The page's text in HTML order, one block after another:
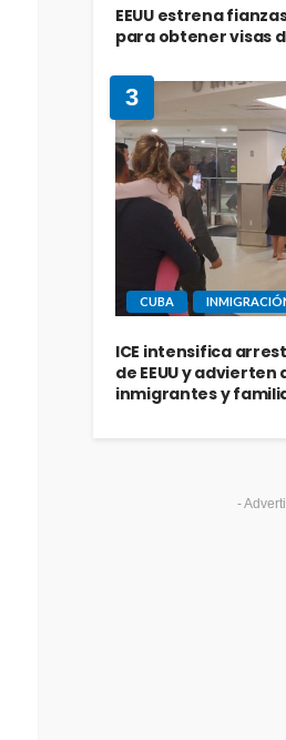
EEUU estrena
para obtener visas
3
CUBA
ICE intensifica
de EEUU y
inmigrantes y
-